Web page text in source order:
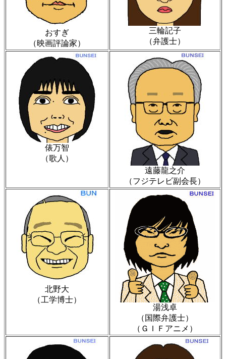
おすぎ
（映画評論家）
三輪記子
（弁護士）
俵万智
（歌人）
遠藤龍之介
（フジテレビ副会長）
北野大
（工学博士）
湯浅卓
（国際弁護士）
（ＧＩＦアニメ）